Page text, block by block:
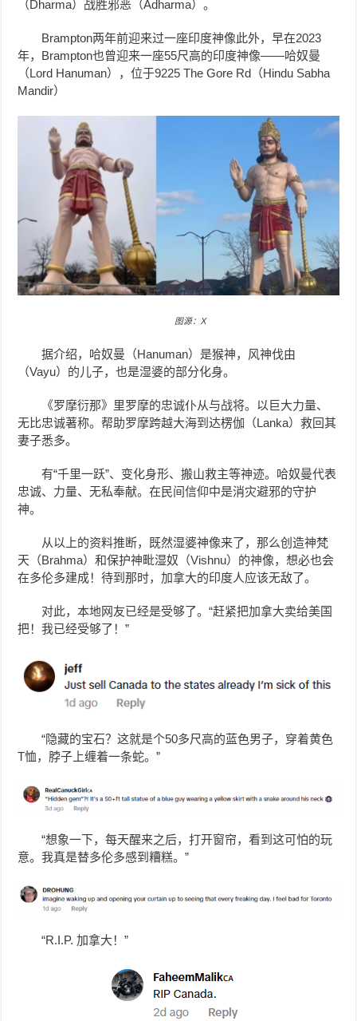
（Dharma）战胜邪恶（Adharma）。
Brampton两年前迎来过一座印度神像此外，早在2023
年，Brampton也曾迎来一座55尺高的印度神像——哈奴曼
（Lord Hanuman），位于9225 The Gore Rd（Hindu Sabha
Mandir）
图源：X
据介绍，哈奴曼（Hanuman）是猴神，风神伐由
（Vayu）的儿子，也是湿婆的部分化身。
《罗摩衍那》里罗摩的忠诚仆从与战将。以巨大力量、
无比忠诚著称。帮助罗摩跨越大海到达楞伽（Lanka）救回其
妻子悉多。
有“千里一跃”、变化身形、搬山救主等神迹。 哈奴曼代表
忠诚、力量、无私奉献。在民间信仰中是消灾避邪的守护
神。
从以上的资料推断，既然湿婆神像来了，那么创造神梵
天（Brahma）和保护神毗湿奴 （Vishnu）的神像，想必也会
在多伦多建成！待到那时，加拿大的印度人应该无敌了。
对此，本地网友已经是受够了。“赶紧把加拿大卖给美国
把！我已经受够了！”
“隐藏的宝石？这就是个50多尺高的蓝色男子，穿着黄色
T恤，脖子上缠着一条蛇。”
“想象一下，每天醒来之后，打开窗帘，看到这可怕的玩
意。我真是替多伦多感到糟糕。”
“R.I.P. 加拿大！”